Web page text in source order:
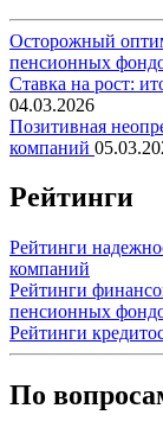
Осторожный
пенсионных
Ставка на рост:
04.03.2026
Позитивная
компаний
Рейтинги
Рейтинги
компаний
Рейтинги
пенсионных
Рейтинги
По